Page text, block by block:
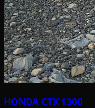
HONDA СТХ 1300